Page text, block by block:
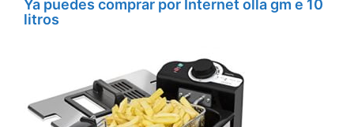
Ya puedes comprar por Internet olla gm e 10
litros